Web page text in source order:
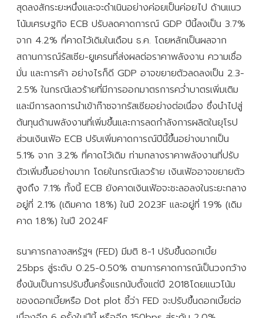
สุดลงสักระยะหนึ่งและจะดำเนินอย่างค่อยเป็นค่อยไป ด้านแนว
โน้มเศรษฐกิจ ECB ปรับลดคาดการณ์ GDP ปีนี้ลงเป็น 3.7%
จาก 4.2% ที่คาดไว้เดิมในเดือน ธ.ค. โดยหลักเป็นผลจาก
สถานการณ์รัสเซีย-ยูเครนที่ส่งผลต่อราคาพลังงาน ความเชื่อ
มั่น และการค้า อย่างไรก็ดี GDP อาจขยายตัวลดลงเป็น 2.3-
2.5% ในกรณีเลวร้ายที่มีการออกมาตรการคว่ำบาตรเพิ่มเติม
และมีการลดการนำเข้าก๊าซจากรัสเซียอย่างต่อเนื่อง ซึ่งนำไปสู่
ต้นทุนด้านพลังงานที่เพิ่มขึ้นและการลดกำลังการผลิตในยุโรป
ส่วนเงินเฟ้อ ECB ปรับเพิ่มคาดการณ์ปีนี้ขึ้นอย่างมากเป็น
5.1% จาก 3.2% ที่คาดไว้เดิม ท่ามกลางราคาพลังงานที่ปรับ
ตัวเพิ่มขึ้นอย่างมาก โดยในกรณีเลวร้าย เงินเฟ้ออาจขยายตัว
สูงถึง 7.1% ทั้งนี้ ECB ยังคาดเงินเฟ้อจะชะลอลงในระยะกลาง
อยู่ที่ 2.1% (เดิมคาด 1.8%) ในปี 2023F และอยู่ที่ 1.9% (เดิม
คาด 1.8%) ในปี 2024F
ธนาคารกลางสหรัฐฯ (FED) มีมติ 8-1 ปรับขึ้นดอกเบี้ย
25bps สู่ระดับ 0.25-0.50% ตามการคาดการณ์เป็นวงกว้าง
ซึ่งนับเป็นการปรับขึ้นครั้งแรกนับตั้งแต่ปี 2018โดยแนวโน้ม
ของดอกเบี้ยหรือ Dot plot ชี้ว่า FED จะปรับขึ้นดอกเบี้ยต่อ